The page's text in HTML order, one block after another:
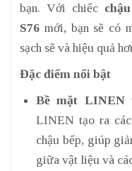
bạn. Với chiếc
S76 mới, bạn sẽ có
sạch sẽ và hiệu quả
Đặc điểm nổi bật
Bề mặt LINEN
LINEN tạo ra
chậu bếp, giúp
giữa vật liệu và